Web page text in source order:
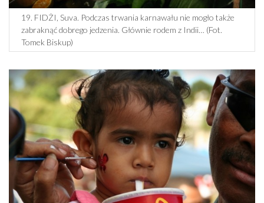
19. FIDŻI, Suva. Podczas trwania karnawału nie mogło także
zabraknąć dobrego jedzenia. Głównie rodem z Indii… (Fot.
Tomek Biskup)